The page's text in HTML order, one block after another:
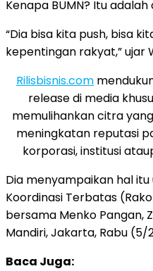
Kenapa BUMN? Itu
“Dia bisa kita push, bisa
kepentingan rakyat,” ujar
Rilisbisnis.com
release di media
memulihankan citra
meningkatan reputasi
korporasi, institusi
Dia menyampaikan hal
Koordinasi Terbatas
bersama Menko Pangan,
Mandiri, Jakarta, Rabu (5/
Baca Juga: